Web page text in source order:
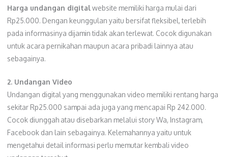
Harga undangan digitalwebsite memiliki harga mulai dari
Rp25.000. Dengan keunggulan yaitu bersifat fleksibel, terlebih
pada informasinya dijamin tidak akan terlewat. Cocok digunakan
untuk acara pernikahan maupun acara pribadi lainnya atau
sebagainya.
2. Undangan Video
Undangan digital yang menggunakan video memiliki rentang harga
sekitar Rp25.000 sampai ada juga yang mencapai Rp 242.000.
Cocok diunggah atau disebarkan melalui story Wa, Instagram,
Facebook dan lain sebagainya. Kelemahannya yaitu untuk
mengetahui detail informasi perlu memutar kembali video